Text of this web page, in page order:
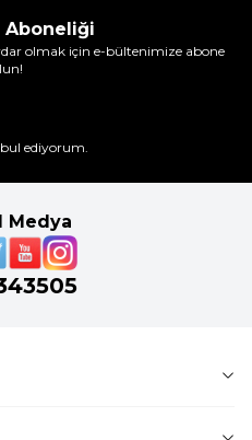
Aboneliği
olmak için e-bültenimize abone
ediyorum.
Medya